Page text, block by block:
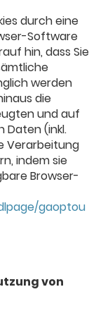
durch eine
Software
hin, dass Sie
werden
die
und auf
Daten (inkl.
Verarbeitung
indem sie
Browser-
gaoptou
von